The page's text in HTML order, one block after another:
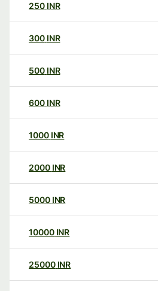
250 INR
300 INR
500 INR
600 INR
1000 INR
2000 INR
5000 INR
10000 INR
25000 INR